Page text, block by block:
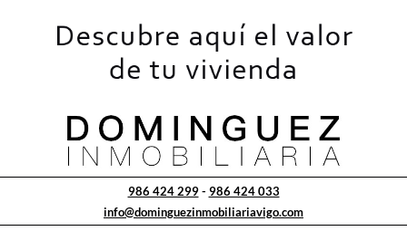
986 424 299- 986 424 033
info@dominguezinmobiliariavigo.com